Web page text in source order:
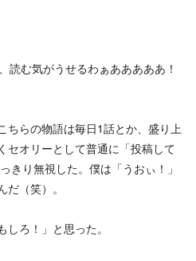
読む気がうせるわぁあああああ！
ちらの物語は毎日1話とか、盛り上
セオリーとして普通に「投稿して
きり無視した。僕は「うおぃ！」
（笑）。
ろ！」と思った。